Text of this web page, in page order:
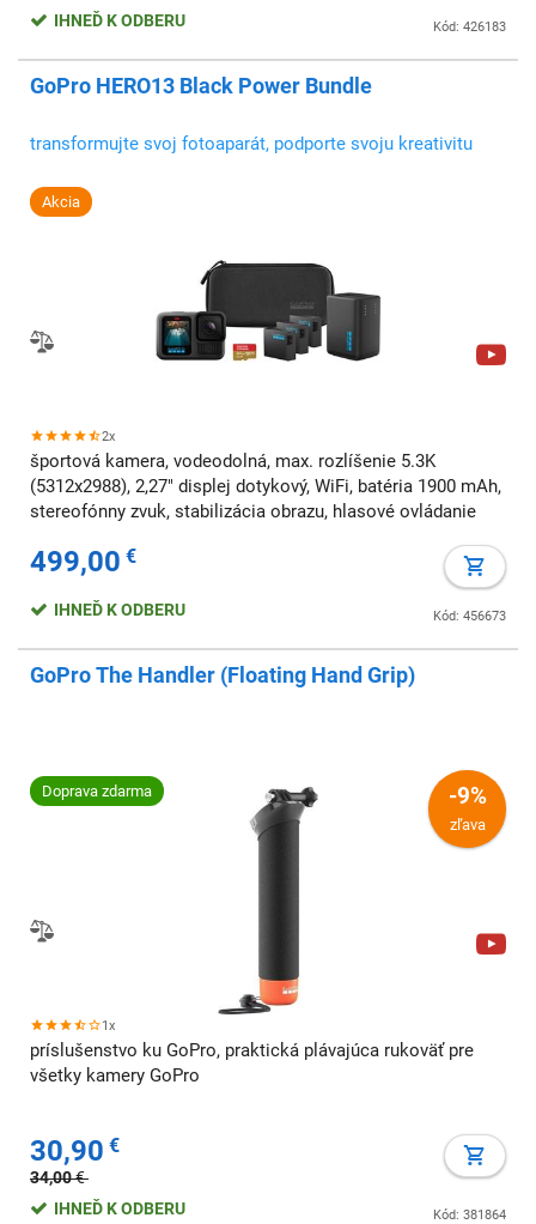
Kód: 426183
IHNEĎ K ODBERU
GoPro HERO13 Black Power Bundle
transformujte svoj fotoaparát, podporte svoju kreativitu
Akcia
2x
športová kamera, vodeodolná, max. rozlíšenie 5.3K
(5312x2988), 2,27" displej dotykový, WiFi, batéria 1900 mAh,
stereofónny zvuk, stabilizácia obrazu, hlasové ovládanie
499,00 €
Kód: 456673
IHNEĎ K ODBERU
GoPro The Handler (Floating Hand Grip)
Doprava zdarma -9%
zľava
1x
príslušenstvo ku GoPro, praktická plávajúca rukoväť pre
všetky kamery GoPro
30,90 €
34,00€
Kód: 381864
IHNEĎ K ODBERU